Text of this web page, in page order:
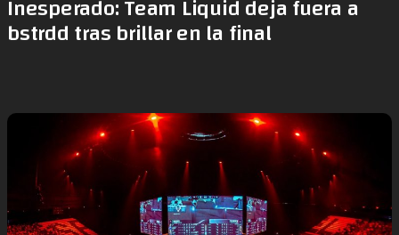
Inesperado: Team Liquid deja fuera a
bstrdd tras brillar en la final